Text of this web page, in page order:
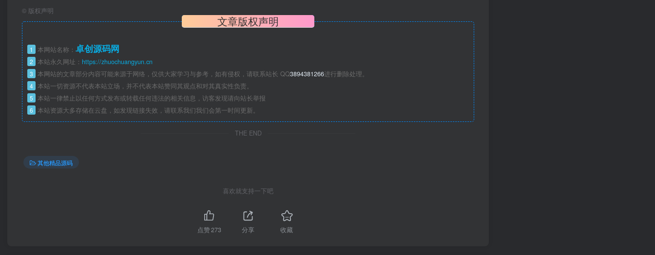
© 版权声明
文章版权声明
1 本网站名称： 卓创源码网
2 本站永久网址： https://zhuochuangyun.cn
3 本网站的文章部分内容可能来源于网络，仅供大家学习与参考，如有侵权，请联系站长 QQ3894381266进行删除处理。
4 本站一切资源不代表本站立场，并不代表本站赞同其观点和对其真实性负责。
5 本站一律禁止以任何方式发布或转载任何违法的相关信息，访客发现请向站长举报
6 本站资源大多存储在云盘，如发现链接失效，请联系我们我们会第一时间更新。
THE END
其他精品源码
喜欢就支持一下吧
点赞273 分享 收藏